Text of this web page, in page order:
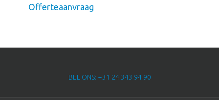
Offerteaanvraag
BEL ONS: +31 24 343 94 90